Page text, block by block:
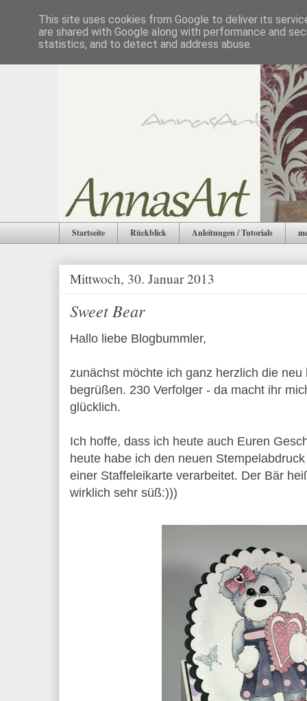
Startseite Rückblick Anleitungen / Tutorials
Mittwoch, 30. Januar 2013
Sweet Bear
Hallo liebe Blogbummler,
zunächst möchte ich ganz herzlich die
begrüßen. 230 Verfolger - da macht ihr
glücklich.
Ich hoffe, dass ich heute auch Euren
heute habe ich den neuen
einer Staffeleikarte verarbeitet. Der Bär
wirklich sehr süß:)))
This site uses cookies from Google to deliver its
are shared with Google along with performance and
statistics, and to detect and address abuse.